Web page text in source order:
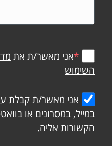
*אני מאשר/ת את
השימוש
אני מאשר/ת קבלת
במייל, במסרונים או
הקשורות אליה.